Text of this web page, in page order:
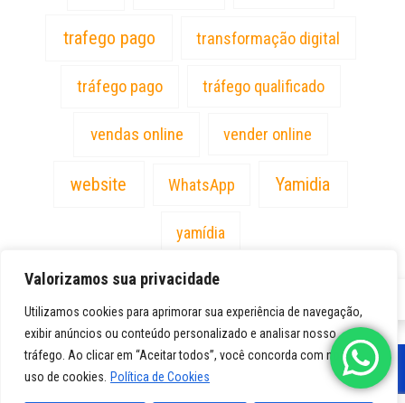
Valorizamos sua privacidade
Utilizamos cookies para aprimorar sua experiência de navegação,
exibir anúncios ou conteúdo personalizado e analisar nosso
tráfego. Ao clicar em “Aceitar todos”, você concorda com nosso
uso de cookies.
Política de Cookies
trafego pago transformação digital
tráfego pago tráfego qualificado
vendas online vender online
website WhatsApp Yamidia
yamídia